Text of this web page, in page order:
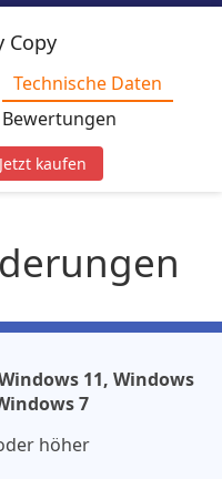
Copy
Technische Daten
Bewertungen
Jetzt kaufen
11, Windows
7
höher